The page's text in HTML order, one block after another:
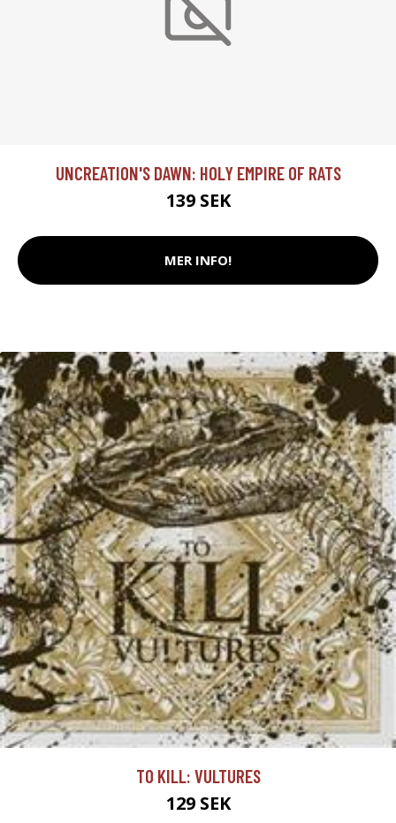
UNCREATION'S DAWN: HOLY EMPIRE OF RATS
139 SEK
MER INFO!
TO KILL: VULTURES
129 SEK